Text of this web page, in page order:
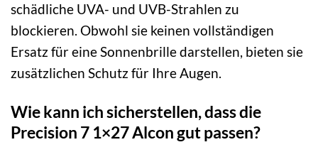
schädliche UVA- und UVB-Strahlen zu
blockieren. Obwohl sie keinen vollständigen
Ersatz für eine Sonnenbrille darstellen, bieten sie
zusätzlichen Schutz für Ihre Augen.
Wie kann ich sicherstellen, dass die
Precision 7 1×27 Alcon gut passen?